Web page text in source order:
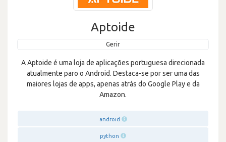
Aptoide
Gerir
A Aptoide é uma loja de aplicações portuguesa direcionada
atualmente paro o Android. Destaca-se por ser uma das
maiores lojas de apps, apenas atrás do Google Play e da
Amazon.
android
python